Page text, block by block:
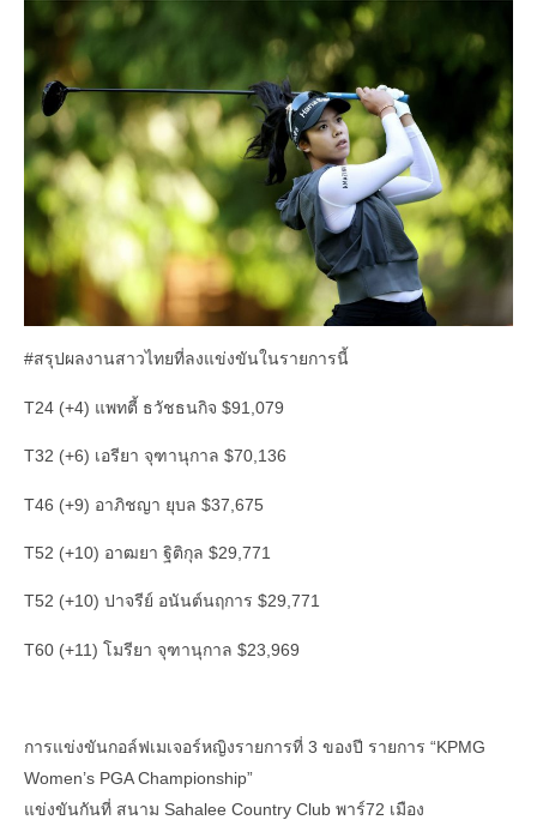
#สรุปผลงานสาวไทยที่ลงแข่งขันในรายการนี้
T24 (+4) แพทตี้ ธวัชธนกิจ $91,079
T32 (+6) เอรียา จุฑานุกาล $70,136
T46 (+9) อาภิชญา ยุบล $37,675
T52 (+10) อาฒยา ฐิติกุล $29,771
T52 (+10) ปาจรีย์ อนันต์นฤการ $29,771
T60 (+11) โมรียา จุฑานุกาล $23,969
การแข่งขันกอล์ฟเมเจอร์หญิงรายการที่ 3 ของปี รายการ “KPMG
Women’s PGA Championship”
แข่งขันกันที่ สนาม Sahalee Country Club พาร์72 เมือง